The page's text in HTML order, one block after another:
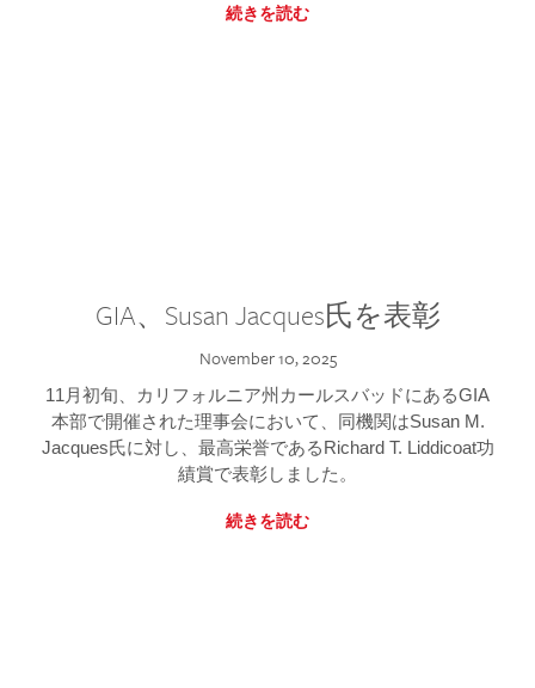
続きを読む
GIA、Susan Jacques氏を表彰
November 10, 2025
11月初旬、カリフォルニア州カールスバッドにあるGIA
本部で開催された理事会において、同機関はSusan M.
Jacques氏に対し、最高栄誉であるRichard T. Liddicoat功
績賞で表彰しました。
続きを読む